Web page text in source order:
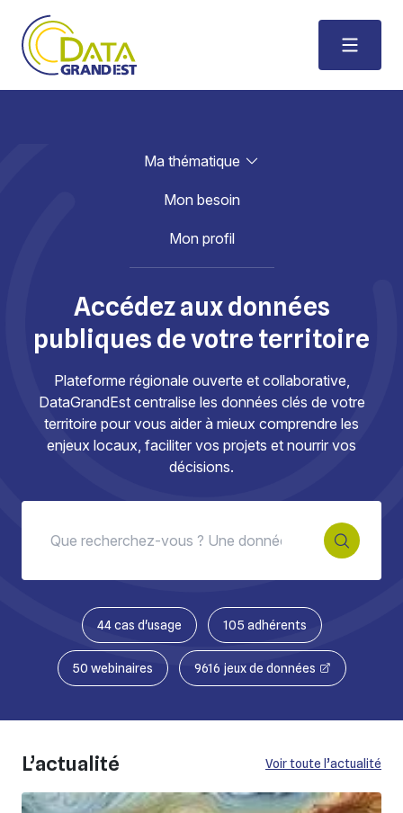
Ma thématique
Mon besoin
Mon profil
Accédez aux données
publiques de votre territoire
Plateforme régionale ouverte et collaborative,
DataGrandEst centralise les données clés de votre
territoire pour vous aider à mieux comprendre les
enjeux locaux, faciliter vos projets et nourrir vos
décisions.
44 cas d'usage 105 adhérents
50 webinaires 9616 jeux de données
L’actualité Voir toute l’actualité